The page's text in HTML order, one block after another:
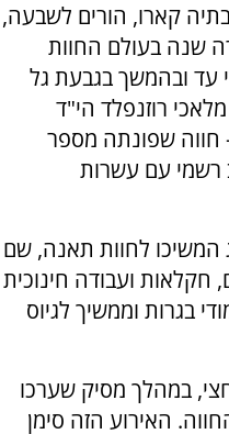
קארו, הורים לשבעה,
שנה בעולם החוות
עד ובהמשך בגבעת גל
רוזנפלד הי"ד
חווה שפונתה מספר
רשמי עם עשרות
המשיכו לחוות תאנה, שם
חקלאות ועבודה חינוכית
בגרות וממשיך לגיוס
במהלך מסיק שערכו
האירוע הזה סימן